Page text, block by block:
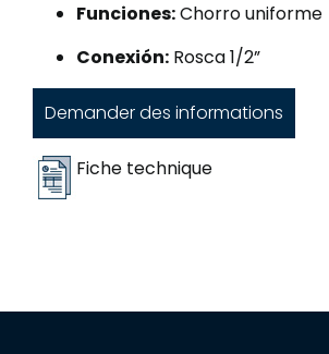
Funciones:Chorro uniforme
Conexión: Rosca 1/2”
Demander des informations
Fiche technique